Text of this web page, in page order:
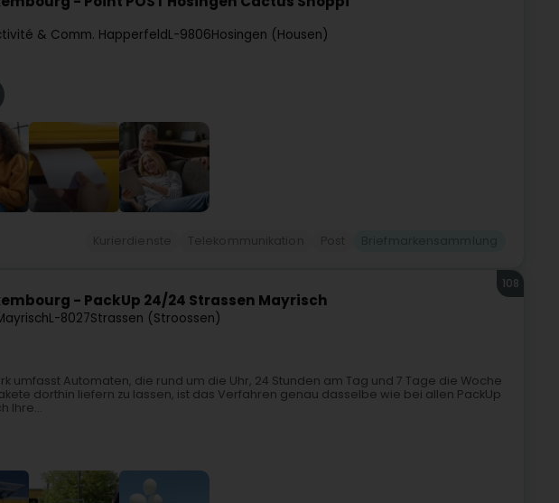
& Comm. HapperfeldL-9806Hosingen (Housen)
- PackUp 24/24 Strassen Mayrisch
L-8027Strassen (Stroossen)
108
umfasst Automaten, die rund um die Uhr, 24 Stunden am Tag und 7 Tage die Woche
dorthin liefern zu lassen, ist das Verfahren genau dasselbe wie bei allen PackUp
Ihre...